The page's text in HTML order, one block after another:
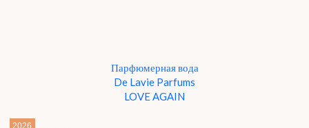
Парфюмерная вода
De Lavie Parfums
LOVE AGAIN
2026